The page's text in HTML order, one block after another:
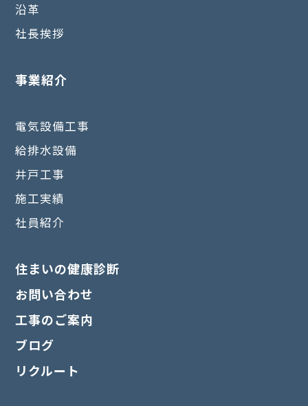
沿革
社長挨拶
事業紹介
電気設備工事
給排水設備
井戸工事
施工実績
社員紹介
住まいの健康診断
お問い合わせ
工事のご案内
ブログ
リクルート